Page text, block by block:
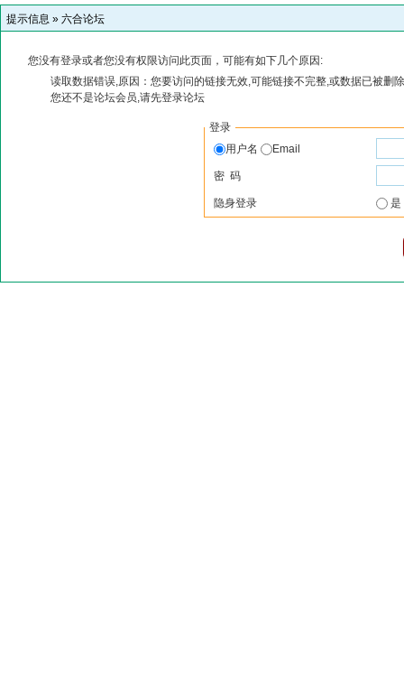
提示信息 » 六合论坛
您没有登录或者您没有权限访问此页面，可能有如下几个原因:
读取数据错误,原因：您要访问的链接无效,可能链接不完整,或数据已被删
您还不是论坛会员,请先登录论坛
登录
用户名
Email
密 码
隐身登录